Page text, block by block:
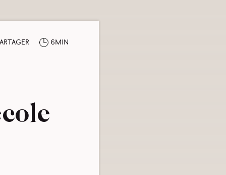
6min